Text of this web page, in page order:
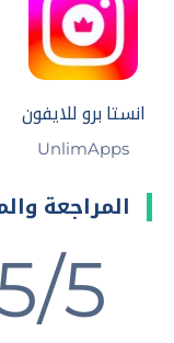
انستا برو للايفون
UnlimApps
المراجعة
5